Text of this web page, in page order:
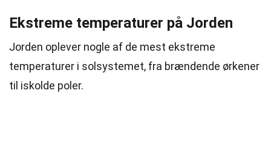
Ekstreme temperaturer på Jorden
Jorden oplever nogle af de mest ekstreme
temperaturer i solsystemet, fra brændende ørkener
til iskolde poler.